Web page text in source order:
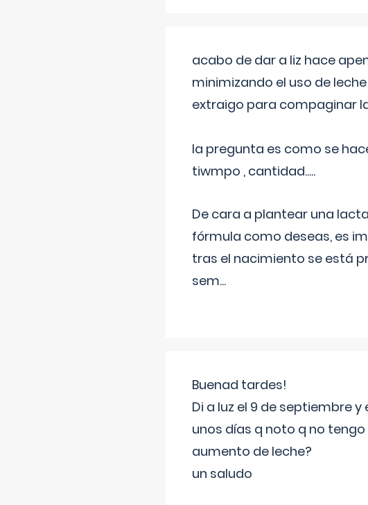
acabo de dar a liz hace
minimizando el uso de
extraigo para compaginar
la pregunta es como se
tiwmpo , cantidad.....
De cara a plantear una
fórmula como deseas, es
tras el nacimiento se está
sem...
Buenad tardes!
Di a luz el 9 de septiembre
unos días q noto q no
aumento de leche?
un saludo